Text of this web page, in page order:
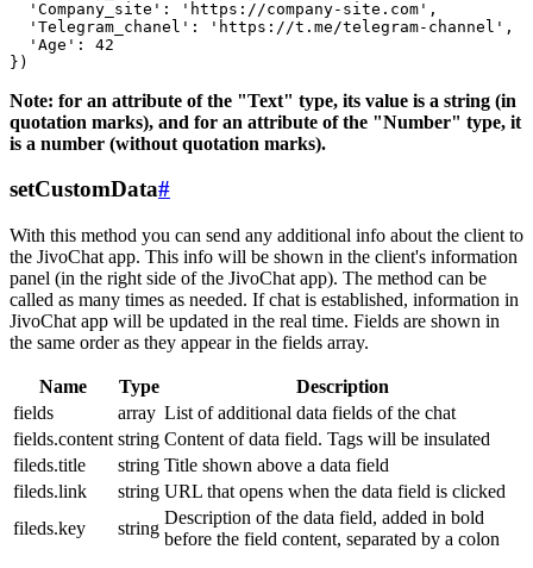
  'Company_site': 'https://company-site.com',
  'Telegram_chanel': 'https://t.me/telegram-channel',
  'Age': 42
Note: for an attribute of the "Text" type, its value is a string (in
quotation marks), and for an attribute of the "Number" type, it
is a number (without quotation marks).
setCustomData#
With this method you can send any additional info about the client to
the JivoChat app. This info will be shown in the client's information
panel (in the right side of the JivoChat app). The method can be
called as many times as needed. If chat is established, information in
JivoChat app will be updated in the real time. Fields are shown in
the same order as they appear in the fields array.
Name Type
Description
fields
array List of additional data fields of the chat
fields.content string Content of data field. Tags will be insulated
fileds.title
string Title shown above a data field
fileds.link
string URL that opens when the data field is clicked
fileds.key
string
Description of the data field, added in bold
before the field content, separated by a colon